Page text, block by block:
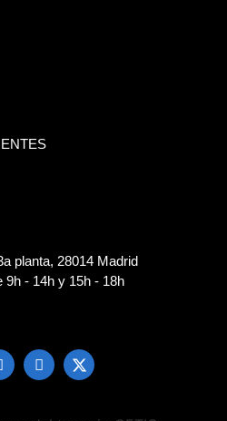
planta, 28014 Madrid
9h - 14h y 15h - 18h